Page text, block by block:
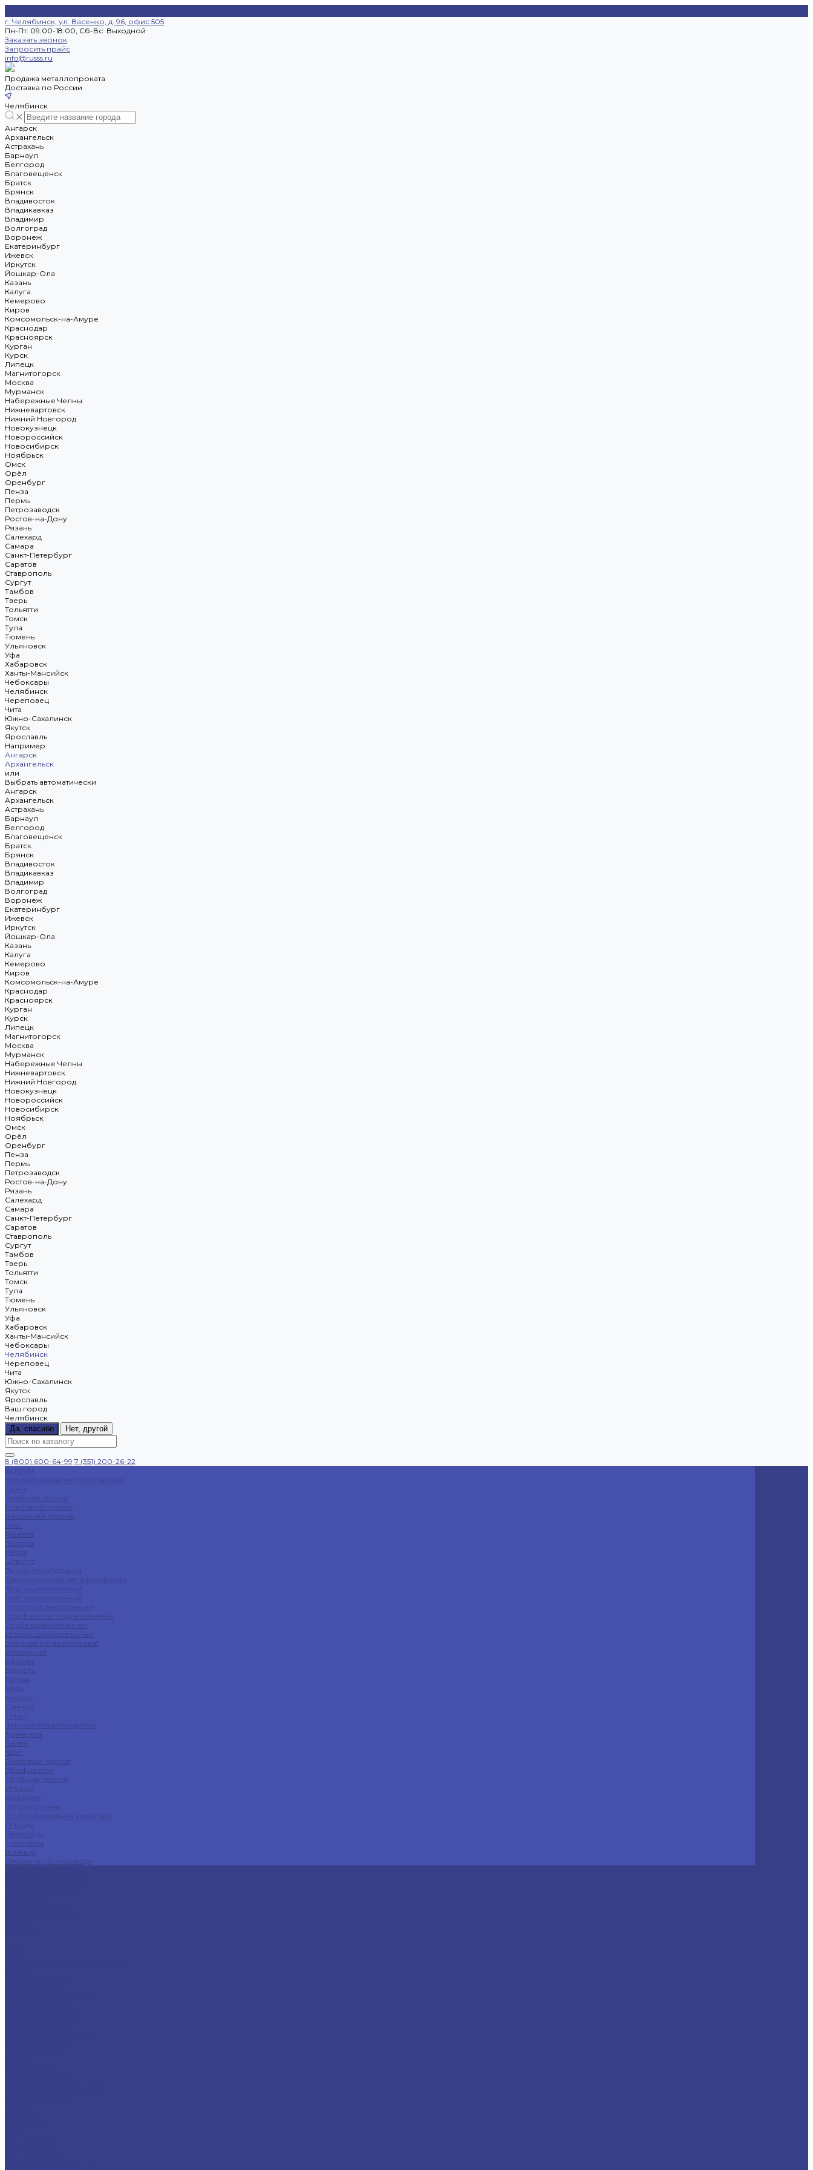
г. Челябинск, ул. Васенко, д. 96, офис 505
Пн-Пт: 09:00-18:00, Cб-Вс: Выходной
Заказать звонок
Запросить прайс
info@russs.ru
Продажа металлопроката
Доставка по России
Челябинск
Ангарск
Архангельск
Астрахань
Барнаул
Белгород
Благовещенск
Братск
Брянск
Владивосток
Владикавказ
Владимир
Волгоград
Воронеж
Екатеринбург
Ижевск
Иркутск
Йошкар-Ола
Казань
Калуга
Кемерово
Киров
Комсомольск-на-Амуре
Краснодар
Красноярск
Курган
Курск
Липецк
Магнитогорск
Москва
Мурманск
Набережные Челны
Нижневартовск
Нижний Новгород
Новокузнецк
Новороссийск
Новосибирск
Ноябрьск
Омск
Орёл
Оренбург
Пенза
Пермь
Петрозаводск
Ростов-на-Дону
Рязань
Салехард
Самара
Санкт-Петербург
Саратов
Ставрополь
Сургут
Тамбов
Тверь
Тольятти
Томск
Тула
Тюмень
Ульяновск
Уфа
Хабаровск
Ханты-Мансийск
Чебоксары
Челябинск
Череповец
Чита
Южно-Сахалинск
Якутск
Ярославль
Например:
Ангарск
Архангельск
или
Выбрать автоматически
Ангарск
Архангельск
Астрахань
Барнаул
Белгород
Благовещенск
Братск
Брянск
Владивосток
Владикавказ
Владимир
Волгоград
Воронеж
Екатеринбург
Ижевск
Иркутск
Йошкар-Ола
Казань
Калуга
Кемерово
Киров
Комсомольск-на-Амуре
Краснодар
Красноярск
Курган
Курск
Липецк
Магнитогорск
Москва
Мурманск
Набережные Челны
Нижневартовск
Нижний Новгород
Новокузнецк
Новороссийск
Новосибирск
Ноябрьск
Омск
Орёл
Оренбург
Пенза
Пермь
Петрозаводск
Ростов-на-Дону
Рязань
Салехард
Самара
Санкт-Петербург
Саратов
Ставрополь
Сургут
Тамбов
Тверь
Тольятти
Томск
Тула
Тюмень
Ульяновск
Уфа
Хабаровск
Ханты-Мансийск
Чебоксары
Челябинск
Череповец
Чита
Южно-Сахалинск
Якутск
Ярославль
Ваш город
Челябинск
Да, спасибо
Нет, другой
8 (800) 600-64-99 7 (351) 200-26-22
Каталог
Нержавеющий металлопрокат
Сетка
Трубный прокат
Сортовой прокат
Фасонный прокат
Лист
Фольга
Полоса
Лента
Штрипс
Проволока/Катанка
Оцинкованный металлопрокат
Круг оцинкованный
Лист оцинкованный
Полоса оцинкованная
Профнастил оцинкованный
Труба оцинкованная
Уголок оцинкованный
Цветной металлопрокат
Алюминий
Бронза
Дюраль
Латунь
Медь
Никель
Свинец
Титан
Черный металлопрокат
Арматура
Балка
Круг
Листовой прокат
Профнастил
Трубный прокат
Уголок
Швеллер
Шестигранник
Трубопроводная арматура
Отводы
Переходы
Тройники
Фланцы
Опоры трубопровода